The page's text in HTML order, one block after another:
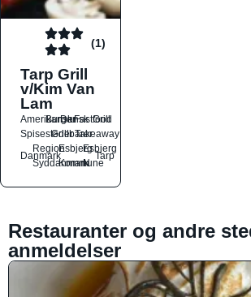
(1)
Tarp Grill
v/Kim Van
Lam
Amerikansk
BurgerDanskFastfood
Grill
SpisestederGrillbarerTakeaway
Danmark
Region
Syddanmark
Esbjerg
Kommune
Esbjerg
N
Tarp
Restauranter og andre
anmeldelser